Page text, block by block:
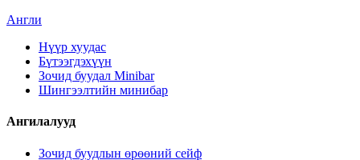
Англи
Нүүр хуудас
Бүтээгдэхүүн
Зочид буудал Minibar
Шингээлтийн минибар
Ангилалууд
Зочид буудлын өрөөний сейф